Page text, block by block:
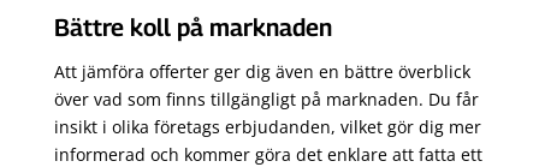
Bättre koll på marknaden
Att jämföra offerter ger dig även en bättre överblick
över vad som finns tillgängligt på marknaden. Du får
insikt i olika företags erbjudanden, vilket gör dig mer
informerad och kommer göra det enklare att fatta ett